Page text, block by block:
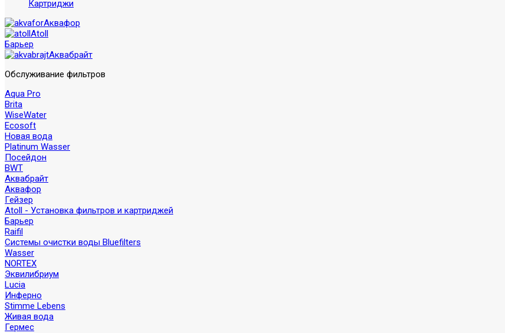
Картриджи
Аквафор
Atoll
Барьер
Аквабрайт
Обслуживание фильтров
Aqua Pro
Brita
WiseWater
Ecosoft
Новая вода
Platinum Wasser
Посейдон
BWT
Аквабрайт
Аквафор
Гейзер
Atoll - Установка фильтров и картриджей
Барьер
Raifil
Системы очистки воды Bluefilters
Wasser
NORTEX
Эквилибриум
Lucia
Инферно
Stimme Lebens
Живая вода
Гермес